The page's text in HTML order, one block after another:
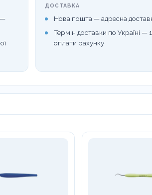
—
ДОСТАВКА
Нова пошта — адресна
Термін доставки по Україні —
оплати рахунку